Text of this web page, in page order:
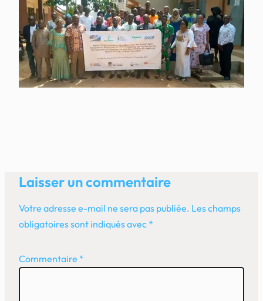
Laisser un commentaire
Votre adresse e-mail ne sera pas publiée. Les champs
obligatoires sont indiqués avec *
Commentaire *